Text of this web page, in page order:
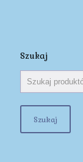
Szukaj
Szukaj